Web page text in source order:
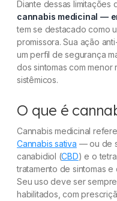
Diante dessas limitações
cannabis medicinal —
tem se destacado como
promissora. Sua ação
um perfil de segurança
dos sintomas com
sistêmicos.
O que é
Cannabis medicinal
Cannabis sativa — ou de
canabidiol (CBD) e o
tratamento de sintomas
Seu uso deve ser
habilitados, com